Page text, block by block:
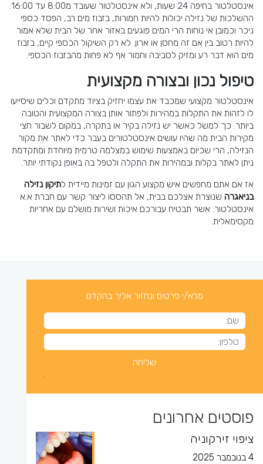
אינסטלטור בחיפה 24 שעות, ולא אינסטלטור שעובד מ8:00 עד 16:00.
ההשלכות של נזילה יכולות להיות חמורות, בזבוז מים רב, הפסד כספי
ניכר וכמובן אי נוחות הרי המים פוגעים באזור אחר של הבית שלא אמור
להיות רטוב בין אם זה מחסן או ארון. לא רק השיקול הכספי קיים, בזבוז
מים הוא דבר רע ומזיק לסביבה וחמור אף לא פחות מהבזבוז הכספי.
טיפול נכון ובצורה מקצועית
אינסטלטור מקצועי שמכבד את עצמו יחזיק בציוד מתקדם וכלים שיסייעו
לו לזהות את התקלות במהירות ולפתור אותן בצורה המקצועית והטובה
ביותר. כך למשל כאשר יש נזילה בקיר או בתקרה, במקום לשבור חצי
מקירות הבית מה שהיו עושים אינסטלטורים בעבר כדי לאתר את מקור
הנזילה, הרי שכיום באמצעות שימוש במצלמה טרמית מיוחדת ומתקדמת
ניתן לאתר בקלות ובמהירות את התקלה ולטפל בה באופן נקודתי יותר.
אז אם אתם מחפשים איש מקצוע הגון עם זמינות מיידית לתיקון נזילה
בניאגרה שנוצרת אצלכם בבית, אל תהססו ליצור קשר עם חברת א.א
אינסטלטור. אשר תבטיח עבורכם איכות ושירות מושלם עם אחריות
מקסימאלית.
מלא/י פרטים ונחזור אליך בהקדם
פוסטים אחרונים
ציפוי זירקוניה
4 בנובמבר 2025